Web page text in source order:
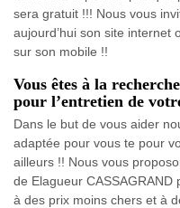
sera gratuit !!! Nous vous
aujourd’hui son site internet
sur son mobile !!
Vous êtes à la
pour l’entretien de
Dans le but de vous aider
adaptée pour vous te pour
ailleurs !! Nous vous
de Elagueur
à des prix moins chers et à